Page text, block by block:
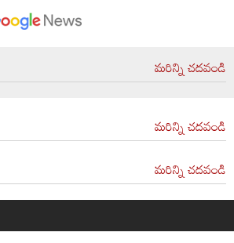
మరిన్ని చదవండి
మరిన్ని చదవండి
మరిన్ని చదవండి